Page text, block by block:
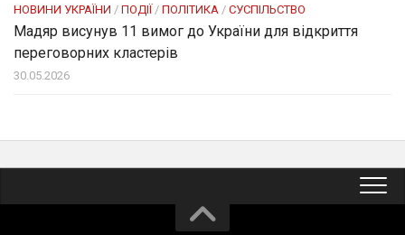
НОВИНИ УКРАЇНИ / ПОДІЇ / ПОЛІТИКА / СУСПІЛЬСТВО
Мадяр висунув 11 вимог до України для відкриття
переговорних кластерів
30.05.2026